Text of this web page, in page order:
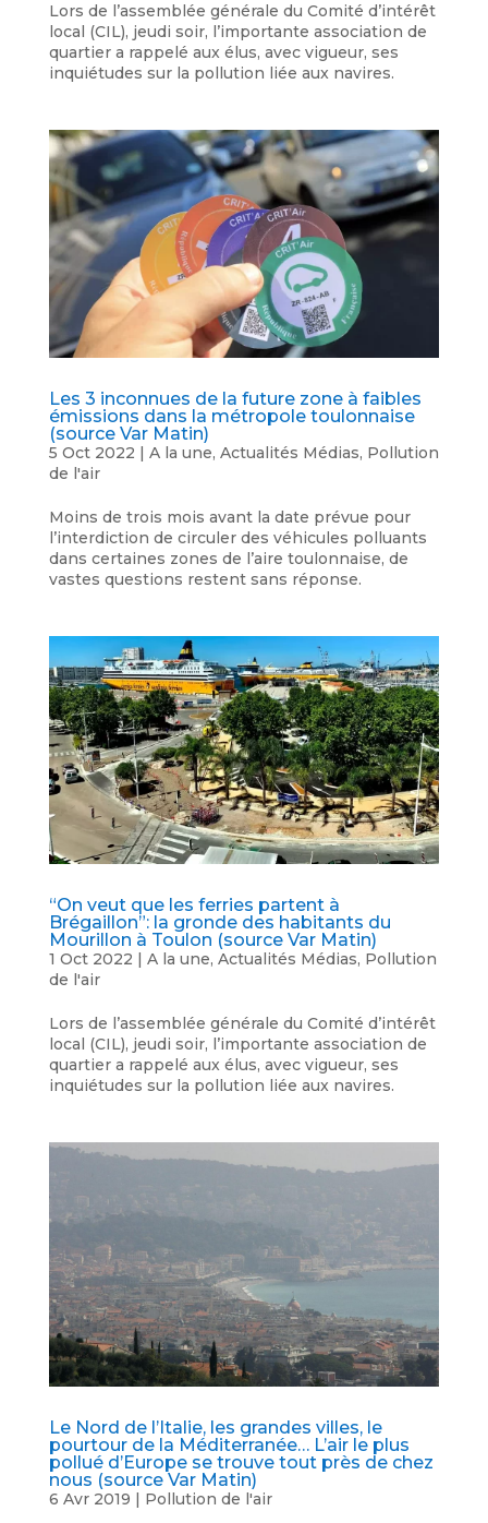
Lors de l’assemblée générale du Comité d’intérêt
local (CIL), jeudi soir, l’importante association de
quartier a rappelé aux élus, avec vigueur, ses
inquiétudes sur la pollution liée aux navires.
Les 3 inconnues de la future zone à faibles
émissions dans la métropole toulonnaise
(source Var Matin)
5 Oct 2022 | A la une, Actualités Médias, Pollution
de l'air
Moins de trois mois avant la date prévue pour
l’interdiction de circuler des véhicules polluants
dans certaines zones de l’aire toulonnaise, de
vastes questions restent sans réponse.
“On veut que les ferries partent à
Brégaillon”: la gronde des habitants du
Mourillon à Toulon (source Var Matin)
1 Oct 2022 | A la une, Actualités Médias, Pollution
de l'air
Lors de l’assemblée générale du Comité d’intérêt
local (CIL), jeudi soir, l’importante association de
quartier a rappelé aux élus, avec vigueur, ses
inquiétudes sur la pollution liée aux navires.
Le Nord de l’Italie, les grandes villes, le
pourtour de la Méditerranée… L’air le plus
pollué d’Europe se trouve tout près de chez
nous (source Var Matin)
6 Avr 2019 | Pollution de l'air